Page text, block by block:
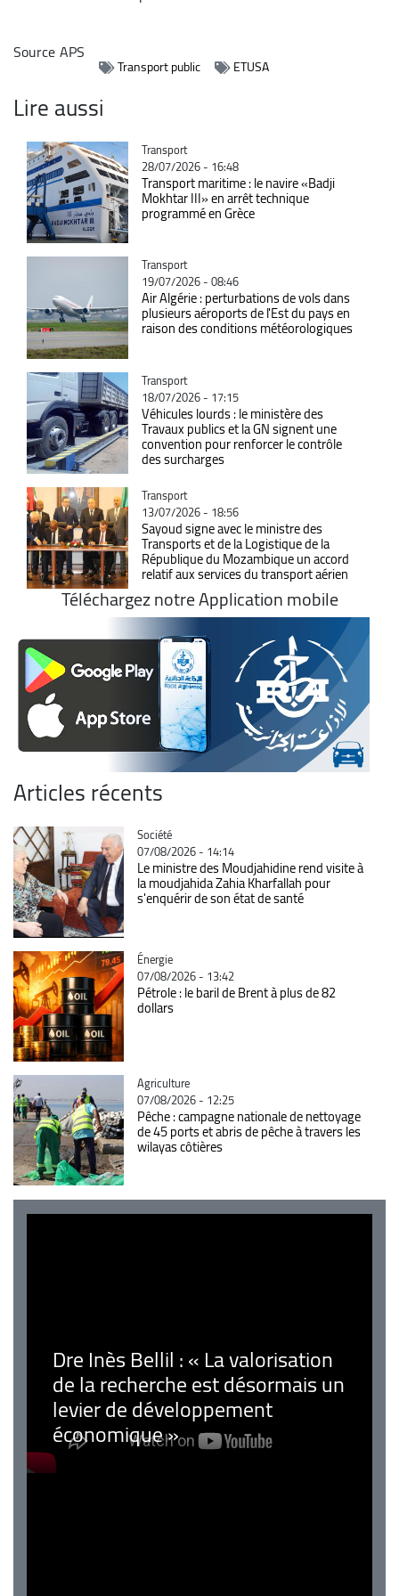
SourceAPS
Transport public ETUSA
Lire aussi
Catégorie
Transport
28/07/2026 - 16:48
Transport maritime : le navire «Badji
Mokhtar III» en arrêt technique
programmé en Grèce
Catégorie
Transport
19/07/2026 - 08:46
Air Algérie : perturbations de vols dans
plusieurs aéroports de l'Est du pays en
raison des conditions météorologiques
Catégorie
Transport
18/07/2026 - 17:15
Véhicules lourds : le ministère des
Travaux publics et la GN signent une
convention pour renforcer le contrôle
des surcharges
Catégorie
Transport
13/07/2026 - 18:56
Sayoud signe avec le ministre des
Transports et de la Logistique de la
République du Mozambique un accord
relatif aux services du transport aérien
Téléchargez notre Application mobile
Articles récents
Catégorie
Société
07/08/2026 - 14:14
Le ministre des Moudjahidine rend visite à
la moudjahida Zahia Kharfallah pour
s'enquérir de son état de santé
Catégorie
Énergie
07/08/2026 - 13:42
Pétrole : le baril de Brent à plus de 82
dollars
Catégorie
Agriculture
07/08/2026 - 12:25
Pêche : campagne nationale de nettoyage
de 45 ports et abris de pêche à travers les
wilayas côtières
Dre Inès Bellil : « La valorisation
de la recherche est désormais un
levier de développement
économique »